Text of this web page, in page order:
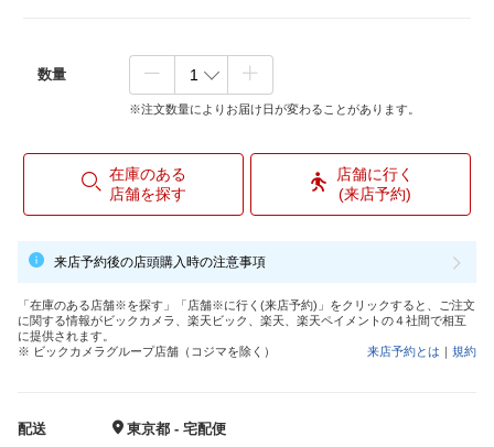
数量
※注文数量によりお届け日が変わることがあります。
在庫のある
店舗を探す
店舗に行く
(来店予約)
来店予約後の店頭購入時の注意事項
「在庫のある店舗※を探す」「店舗※に行く(来店予約)」をクリックすると、ご注文
に関する情報がビックカメラ、楽天ビック、楽天、楽天ペイメントの４社間で相互
に提供されます。
※ ビックカメラグループ店舗（コジマを除く）
来店予約とは ｜ 規約
配送
東京都 - 宅配便